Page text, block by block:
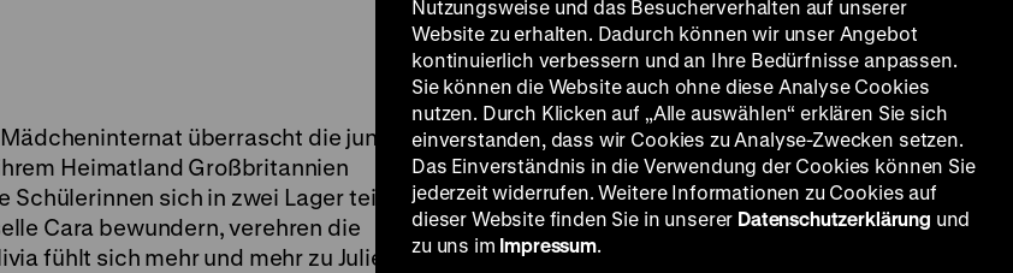
überrascht die junge
Heimatland Großbritannien
Schülerinnen sich in zwei Lager teilen.
Cara bewundern, verehren die
fühlt sich mehr und mehr zu Julie
Nutzungsweise und das Besucherverhalten auf unserer
Website zu erhalten. Dadurch können wir unser Angebot
kontinuierlich verbessern und an Ihre Bedürfnisse anpassen.
Sie können die Website auch ohne diese Analyse Cookies
nutzen. Durch Klicken auf „Alle auswählen“ erklären Sie sich
einverstanden, dass wir Cookies zu Analyse-Zwecken setzen.
Das Einverständnis in die Verwendung der Cookies können Sie
jederzeit widerrufen. Weitere Informationen zu Cookies auf
dieser Website finden Sie in unserer Datenschutzerklärung und
zu uns im Impressum.